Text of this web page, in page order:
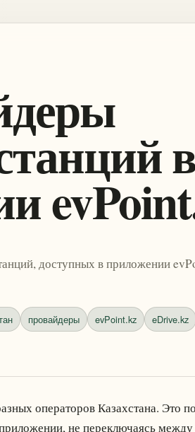
в
доступных в приложении
провайдеры evPoint.kz
eDrive.kz
операторов Казахстана. Это
не переключаясь между